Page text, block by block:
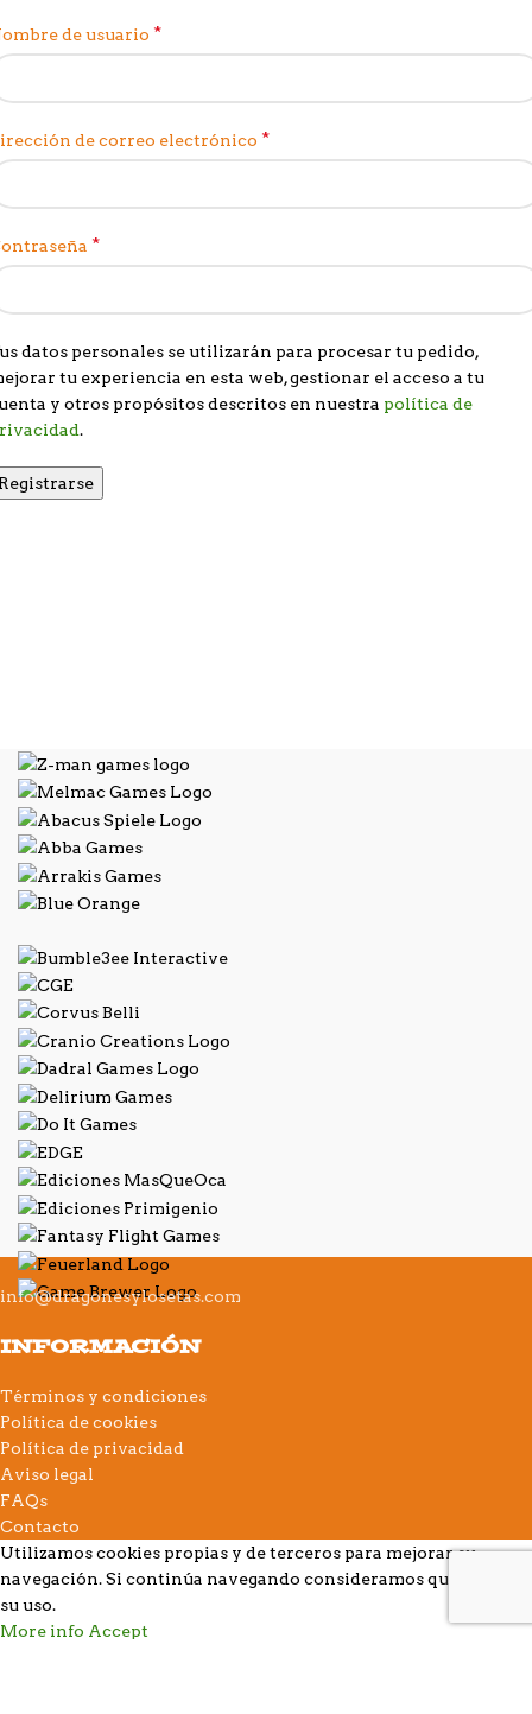
de usuario *
de correo electrónico *
*
datos personales se utilizarán para procesar tu pedido,
tu experiencia en esta web, gestionar el acceso a tu
y otros propósitos descritos en nuestra política de
.
info@dragonesylosetas.com
INFORMACIÓN
Términos y condiciones
Política de cookies
Política de privacidad
Aviso legal
FAQs
Contacto
Utilizamos cookies propias y de terceros para mejorar su
navegación. Si continúa navegando consideramos que acepta
su uso.
More info Accept